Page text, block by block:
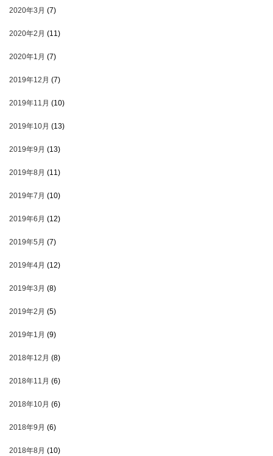
2020年3月 (7)
2020年2月 (11)
2020年1月 (7)
2019年12月 (7)
2019年11月 (10)
2019年10月 (13)
2019年9月 (13)
2019年8月 (11)
2019年7月 (10)
2019年6月 (12)
2019年5月 (7)
2019年4月 (12)
2019年3月 (8)
2019年2月 (5)
2019年1月 (9)
2018年12月 (8)
2018年11月 (6)
2018年10月 (6)
2018年9月 (6)
2018年8月 (10)